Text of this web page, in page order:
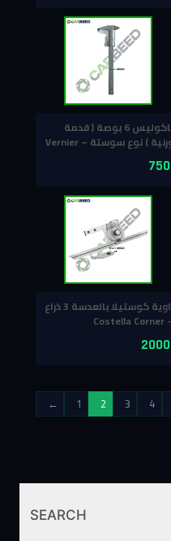
باكوليس 6 بوصة ( قدمة
ورنية ) نوع سوستة – Vernier
750
زاوية كوستيلا بالعدسة 3 ذراع
– Costella Corner
Arms)
2000
← 1 2 3 4
SEARCH